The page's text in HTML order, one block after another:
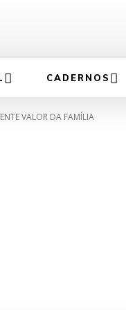
CADERNOS
VALOR DA FAMÍLIA